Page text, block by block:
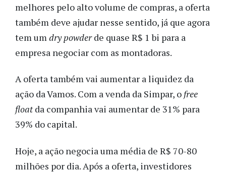
melhores pelo alto volume de compras, a oferta
também deve ajudar nesse sentido, já que agora
tem um dry powderde quase R$ 1 bi para a
empresa negociar com as montadoras.
A oferta também vai aumentar a liquidez da
ação da Vamos. Com a venda da Simpar, o free
floatda companhia vai aumentar de 31% para
39% do capital.
Hoje, a ação negocia uma média de R$ 70-80
milhões por dia. Após a oferta, investidores